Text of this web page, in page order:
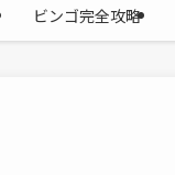
ビンゴ完全攻略